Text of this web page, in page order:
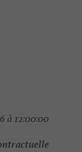
à 12:00:00